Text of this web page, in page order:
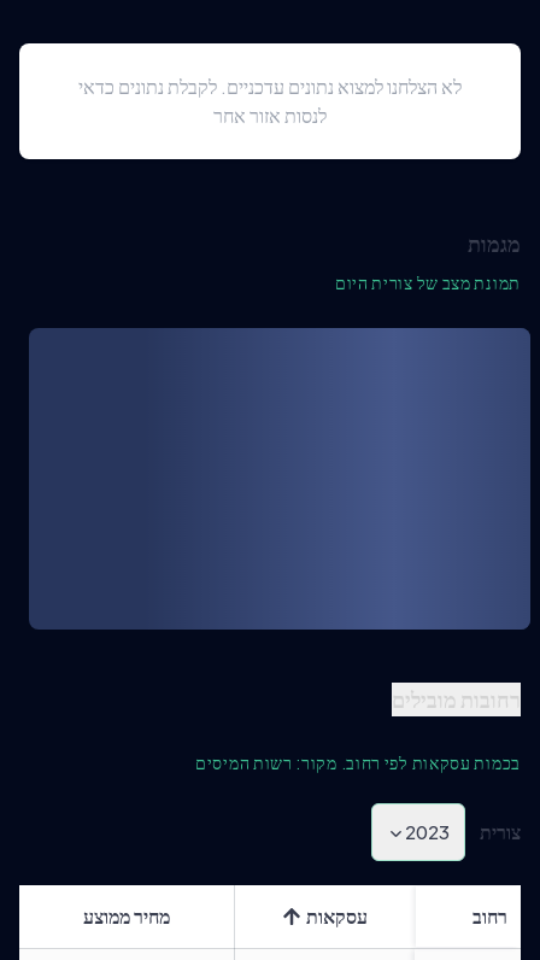
לא הצלחנו למצוא נתונים עדכניים. לקבלת נתונים כדאי
לנסות אזור אחר
מגמות
תמונת מצב של צורית היום
רחובות מובילים
בכמות עסקאות לפי רחוב. מקור: רשות המיסים
2023 צורית
רחוב עסקאות מחיר ממוצע